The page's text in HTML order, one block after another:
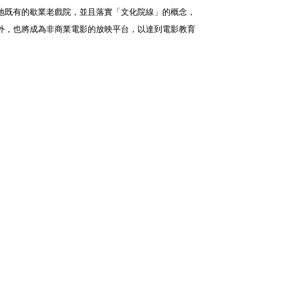
有的歇業老戲院，並且落實「文化院線」的概念，
也將成為非商業電影的放映平台，以達到電影教育